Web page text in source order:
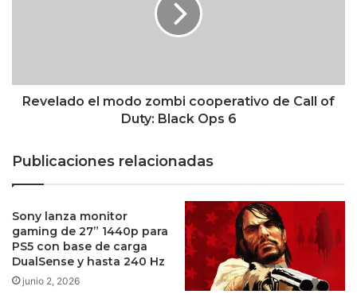
Duty:
Black
Revelado el modo zombi cooperativo de Call of
Duty: Black Ops 6
Publicaciones relacionadas
Sony lanza monitor
gaming de 27” 1440p para
PS5 con base de carga
DualSense y hasta 240 Hz
junio 2, 2026